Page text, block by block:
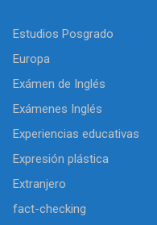
Estudios Posgrado
Europa
Exámen de Inglés
Exámenes Inglés
Experiencias educativas
Expresión plástica
Extranjero
fact-checking